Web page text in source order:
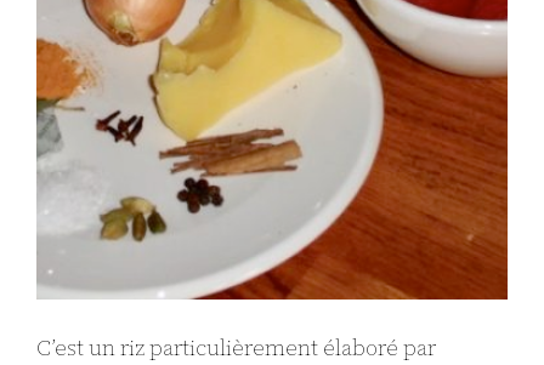
C’est un riz particulièrement élaboré par